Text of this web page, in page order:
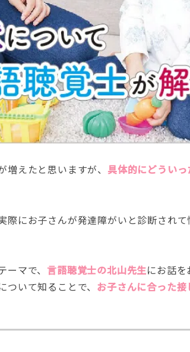
えたと思いますが、 具体的にどうい
にお子さんが発達障がいと診断され
マで、 言語聴覚士の北山先生にお話
いて知ることで、 お子さんに合った